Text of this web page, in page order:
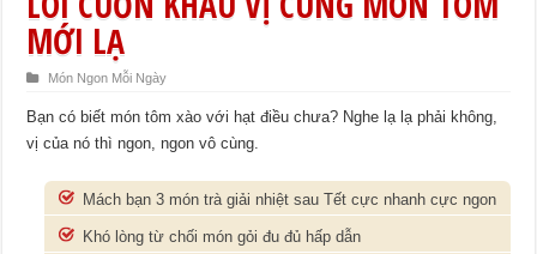
MỚI LẠ
Món Ngon Mỗi Ngày
Bạn có biết món tôm xào với hạt điều chưa? Nghe lạ lạ phải không,
vị của nó thì ngon, ngon vô cùng.
Mách bạn 3 món trà giải nhiệt sau Tết cực nhanh cực ngon
Khó lòng từ chối món gỏi đu đủ hấp dẫn